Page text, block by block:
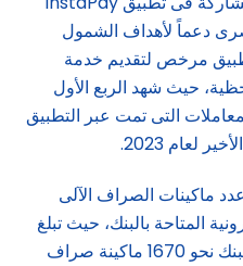
دعماً لأهداف الشمول
مرخص لتقديم خدمة
حيث شهد الربع الأول
التى تمت عبر التطبيق
ماكينات الصراف الآلى
المتاحة بالبنك، حيث تبلغ
شبكة ماكينات الصراف الآلى بالبنك نحو 1670 ماكينة صراف